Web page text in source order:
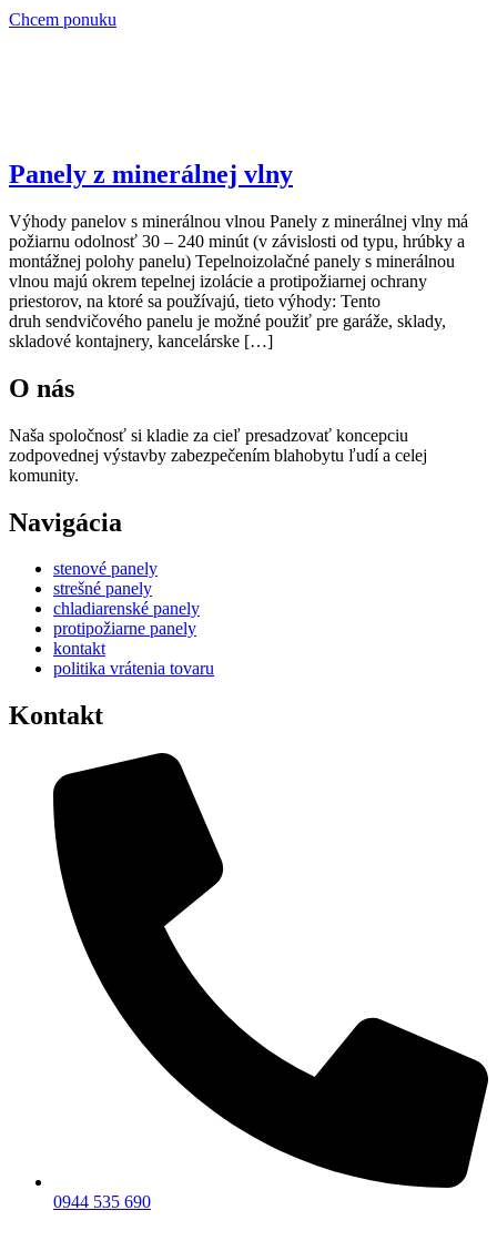
Chcem ponuku
Panely z minerálnej vlny
Výhody panelov s minerálnou vlnou Panely z minerálnej vlny má
požiarnu odolnosť 30 – 240 minút (v závislosti od typu, hrúbky a
montážnej polohy panelu) Tepelnoizolačné panely s minerálnou
vlnou majú okrem tepelnej izolácie a protipožiarnej ochrany
priestorov, na ktoré sa používajú, tieto výhody: Tento
druh sendvičového panelu je možné použiť pre garáže, sklady,
skladové kontajnery, kancelárske […]
O nás
Naša spoločnosť si kladie za cieľ presadzovať koncepciu
zodpovednej výstavby zabezpečením blahobytu ľudí a celej
komunity.
Navigácia
stenové panely
strešné panely
chladiarenské panely
protipožiarne panely
kontakt
politika vrátenia tovaru
Kontakt
0944 535 690